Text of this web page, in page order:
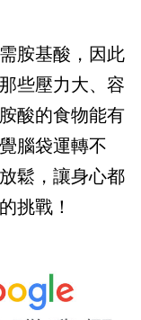
胺基酸，因此
些壓力大、容
酸的食物能有
腦袋運轉不
鬆，讓身心都
挑戰！